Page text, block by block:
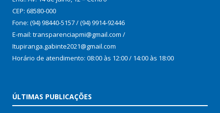
CEP: 68580-000
Fone: (94) 98440-5157 / (94) 9914-92446
E-mail: transparenciapmi@gmail.com /
Itupiranga.gabinte2021@gmail.com
Horário de atendimento: 08:00 às 12:00 / 14:00 às 18:00
ÚLTIMAS PUBLICAÇÕES